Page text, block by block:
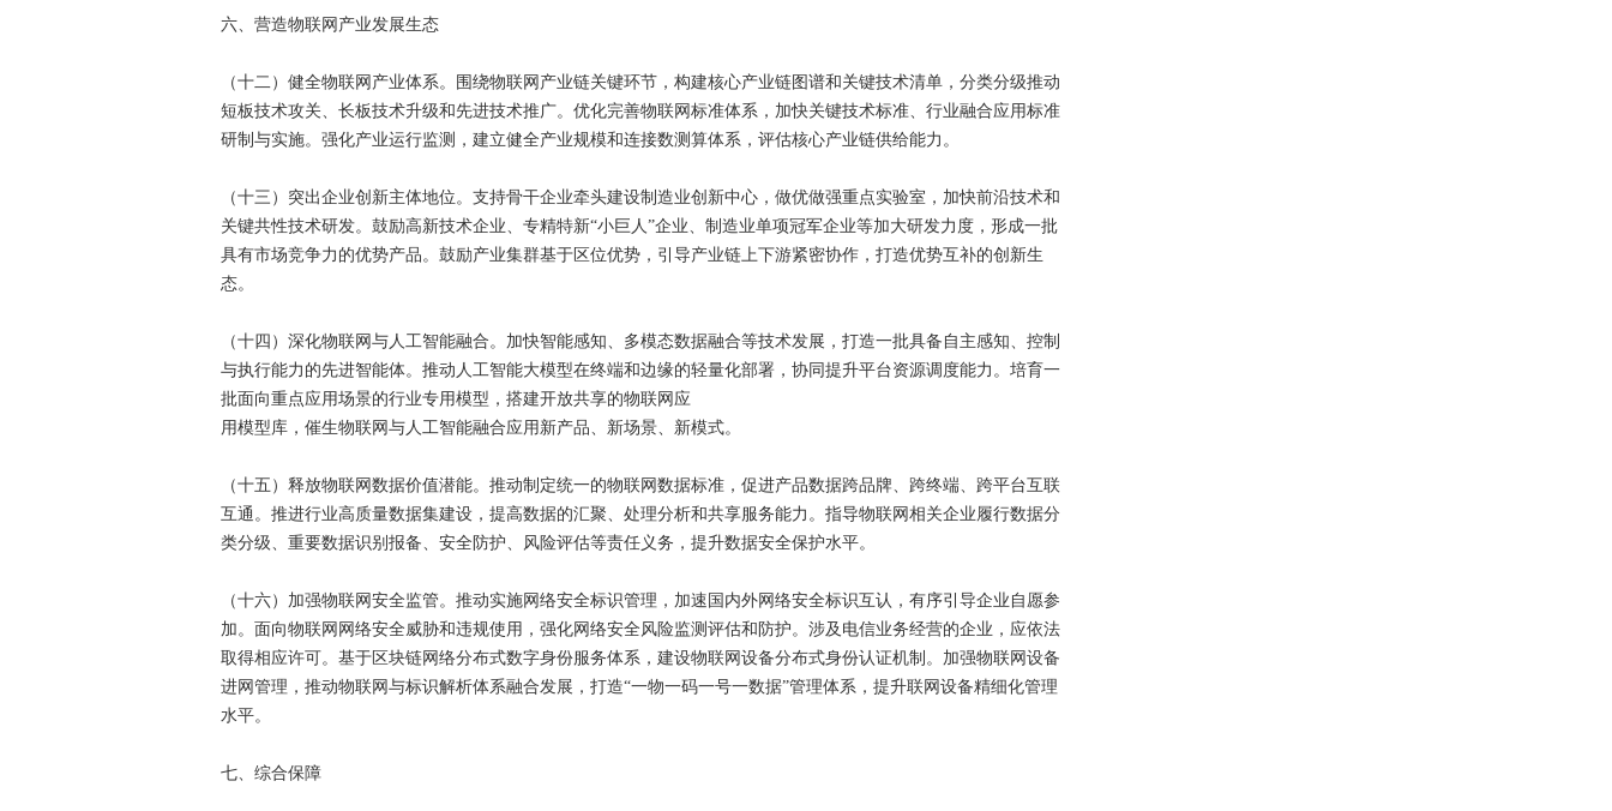
六、营造物联网产业发展生态
（十二）健全物联网产业体系。围绕物联网产业链关键环节，构建核心产业链图谱和关键技术清单，分类分级推动
短板技术攻关、长板技术升级和先进技术推广。优化完善物联网标准体系，加快关键技术标准、行业融合应用标准
研制与实施。强化产业运行监测，建立健全产业规模和连接数测算体系，评估核心产业链供给能力。
（十三）突出企业创新主体地位。支持骨干企业牵头建设制造业创新中心，做优做强重点实验室，加快前沿技术和
关键共性技术研发。鼓励高新技术企业、专精特新“小巨人”企业、制造业单项冠军企业等加大研发力度，形成一批
具有市场竞争力的优势产品。鼓励产业集群基于区位优势，引导产业链上下游紧密协作，打造优势互补的创新生
态。
（十四）深化物联网与人工智能融合。加快智能感知、多模态数据融合等技术发展，打造一批具备自主感知、控制
与执行能力的先进智能体。推动人工智能大模型在终端和边缘的轻量化部署，协同提升平台资源调度能力。培育一
批面向重点应用场景的行业专用模型，搭建开放共享的物联网应
用模型库，催生物联网与人工智能融合应用新产品、新场景、新模式。
（十五）释放物联网数据价值潜能。推动制定统一的物联网数据标准，促进产品数据跨品牌、跨终端、跨平台互联
互通。推进行业高质量数据集建设，提高数据的汇聚、处理分析和共享服务能力。指导物联网相关企业履行数据分
类分级、重要数据识别报备、安全防护、风险评估等责任义务，提升数据安全保护水平。
（十六）加强物联网安全监管。推动实施网络安全标识管理，加速国内外网络安全标识互认，有序引导企业自愿参
加。面向物联网网络安全威胁和违规使用，强化网络安全风险监测评估和防护。涉及电信业务经营的企业，应依法
取得相应许可。基于区块链网络分布式数字身份服务体系，建设物联网设备分布式身份认证机制。加强物联网设备
进网管理，推动物联网与标识解析体系融合发展，打造“一物一码一号一数据”管理体系，提升联网设备精细化管理
水平。
七、综合保障